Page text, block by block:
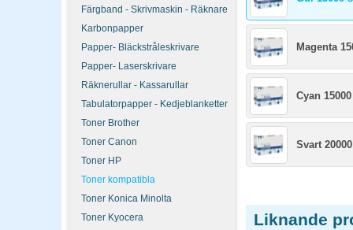
Färgband - Skrivmaskin - Räknare
Karbonpapper
Papper- Bläckstråleskrivare
Papper- Laserskrivare
Räknerullar - Kassarullar
Tabulatorpapper - Kedjeblanketter
Toner Brother
Toner Canon
Toner HP
Toner kompatibla
Toner Konica Minolta
Toner Kyocera
Magenta
Cyan
Svart
Liknande